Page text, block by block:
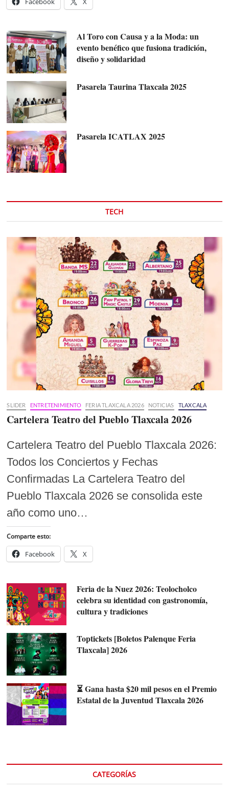
Al Toro con Causa y a la Moda: un
evento benéfico que fusiona tradición,
diseño y solidaridad
Pasarela Taurina Tlaxcala 2025
Pasarela ICATLAX 2025
TECH
SLIDER ENTRETENIMIENTO FERIA TLAXCALA 2026 NOTICIAS TLAXCALA
Cartelera Teatro del Pueblo Tlaxcala 2026
Cartelera Teatro del Pueblo Tlaxcala 2026:
Todos los Conciertos y Fechas
Confirmadas La Cartelera Teatro del
Pueblo Tlaxcala 2026 se consolida este
año como uno…
Comparte esto:
Facebook X
Feria de la Nuez 2026: Teolocholco
celebra su identidad con gastronomía,
cultura y tradiciones
Toptickets [Boletos Palenque Feria
Tlaxcala] 2026
⏳ Gana hasta $20 mil pesos en el Premio
Estatal de la Juventud Tlaxcala 2026
CATEGORÍAS